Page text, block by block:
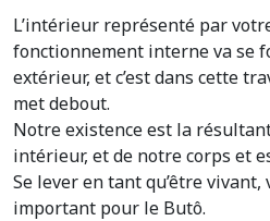
L’intérieur représenté par
fonctionnement interne va se
extérieur, et c’est dans cette
met debout.
Notre existence est la
intérieur, et de notre corps et
Se lever en tant qu’être
important pour le Butô.